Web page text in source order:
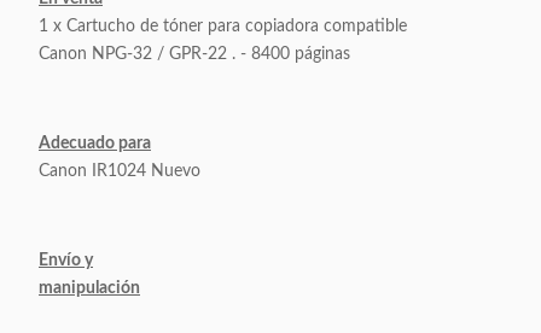
1 x Cartucho de tóner para copiadora compatible
Canon NPG-32 / GPR-22 . - 8400 páginas
Adecuado para
Canon IR1024 Nuevo
Envío y
manipulación